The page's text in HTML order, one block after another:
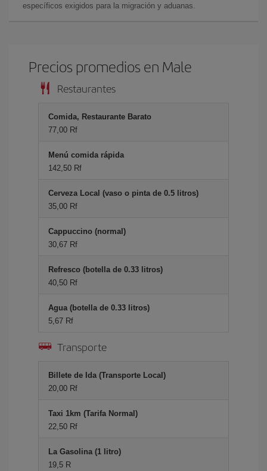
específicos exigidos para la migración y aduanas.
Precios promedios en Male
Restaurantes
Comida, Restaurante Barato
77,00 Rf
Menú comida rápida
142,50 Rf
Cerveza Local (vaso o pinta de 0.5 litros)
35,00 Rf
Cappuccino (normal)
30,67 Rf
Refresco (botella de 0.33 litros)
40,50 Rf
Agua (botella de 0.33 litros)
5,67 Rf
Transporte
Billete de Ida (Transporte Local)
20,00 Rf
Taxi 1km (Tarifa Normal)
22,50 Rf
La Gasolina (1 litro)
19,5 R